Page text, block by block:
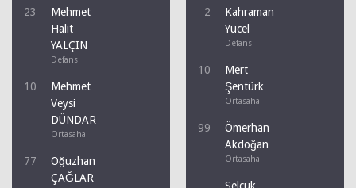
23
Mehmet
Halit
YALÇIN
Defans
10
Mehmet
Veysi
DÜNDAR
Ortasaha
77
Oğuzhan
ÇAĞLAR
2
Kahraman
Yücel
Defans
10
Mert
Şentürk
Ortasaha
99
Ömerhan
Akdoğan
Ortasaha
Selçuk